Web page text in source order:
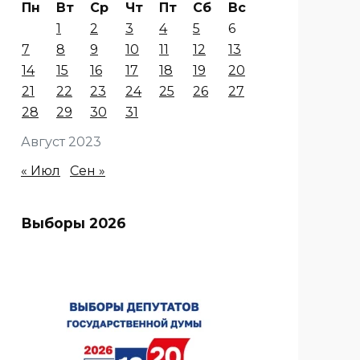
Август 2023
Пн Вт Ср Чт Пт Сб
Вс
1
2 3 4 5
6
7
8 9 10 11 12
13
14
15 16 17 18 19
20
21
22 23 24 25 26
27
28
29 30 31
« Июл Сен »
Выборы 2026